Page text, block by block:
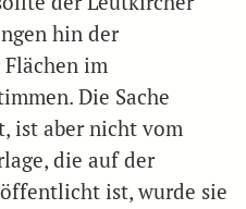
hin der
im
Die Sache
ist aber nicht vom
die auf der
ist, wurde sie